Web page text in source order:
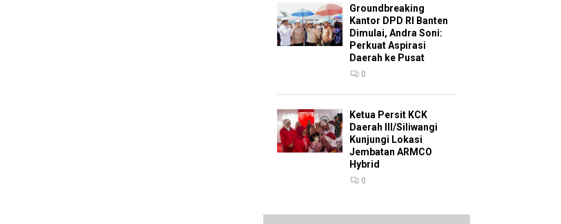
Groundbreaking
Kantor DPD RI Banten
Dimulai, Andra Soni:
Perkuat Aspirasi
Daerah ke Pusat
0
Ketua Persit KCK
Daerah III/Siliwangi
Kunjungi Lokasi
Jembatan ARMCO
Hybrid
0